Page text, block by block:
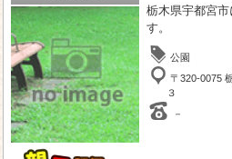
栃木県宇都宮
す。
公園
〒320-0075
３
－